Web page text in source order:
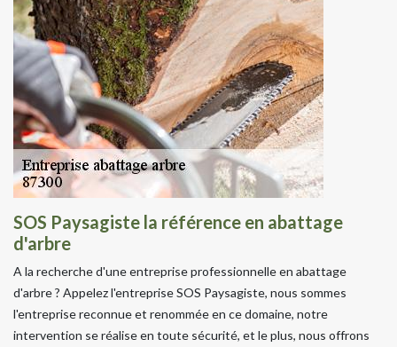
SOS Paysagiste la référence en abattage
d'arbre
A la recherche d'une entreprise professionnelle en abattage
d'arbre ? Appelez l'entreprise SOS Paysagiste, nous sommes
l'entreprise reconnue et renommée en ce domaine, notre
intervention se réalise en toute sécurité, et le plus, nous offrons